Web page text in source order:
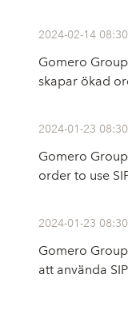
2024-02-14
Gomero
skapar ökad
2024-01-23
Gomero
order to use
2024-01-23
Gomero
att använda